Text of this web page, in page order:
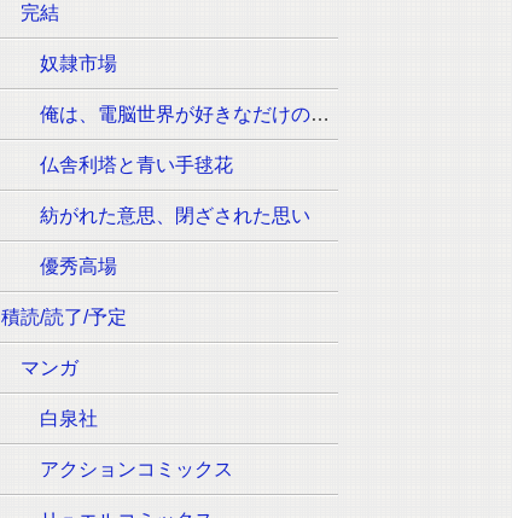
完結
奴隷市場
俺は、電脳世界が好きなだけの一般人です
仏舎利塔と青い手毬花
紡がれた意思、閉ざされた思い
優秀高場
積読/読了/予定
マンガ
白泉社
アクションコミックス